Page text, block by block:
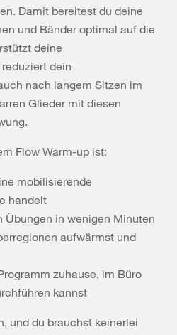
Damit bereitest du deine
und Bänder optimal auf die
deine
dein
nach langem Sitzen im
Glieder mit diesen
Flow Warm-up ist:
mobilisierende
handelt
Übungen in wenigen Minuten
aufwärmst und
zuhause, im Büro
kannst
und du brauchst keinerlei